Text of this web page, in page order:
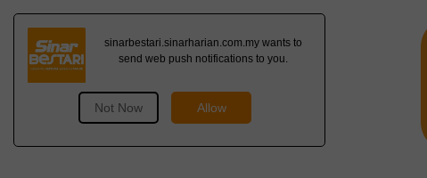
Dapatkan Newsletter